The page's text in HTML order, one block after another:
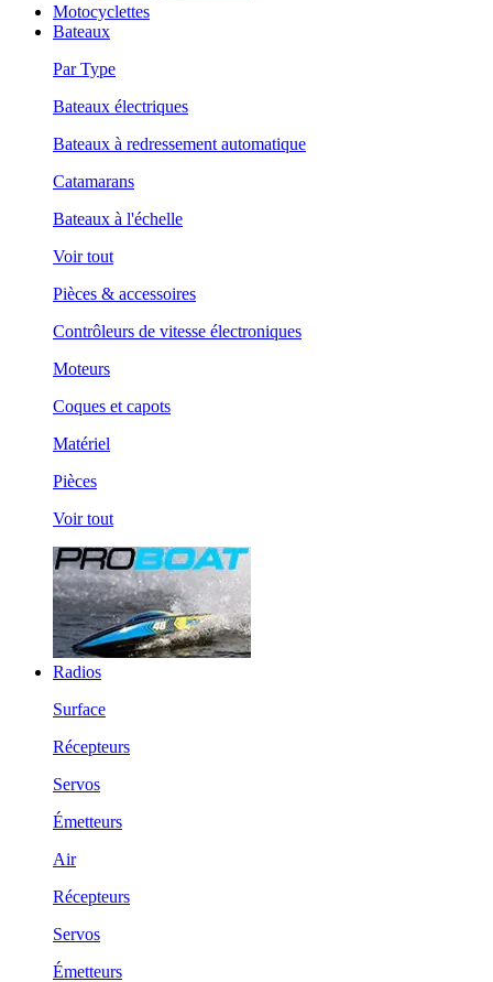
Motocyclettes
Bateaux
Par Type
Bateaux électriques
Bateaux à redressement automatique
Catamarans
Bateaux à l'échelle
Voir tout
Pièces & accessoires
Contrôleurs de vitesse électroniques
Moteurs
Coques et capots
Matériel
Pièces
Voir tout
Radios
Surface
Récepteurs
Servos
Émetteurs
Air
Récepteurs
Servos
Émetteurs